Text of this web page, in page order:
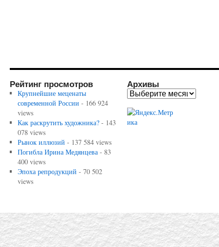
Рейтинг просмотров
Крупнейшие меценаты
современной России - 166 924
views
Как раскрутить художника?- 143
078 views
Рынок иллюзий - 137 584 views
Погибла Ирина Медянцева- 83
400 views
Эпоха репродукций - 70 502
views
Архивы